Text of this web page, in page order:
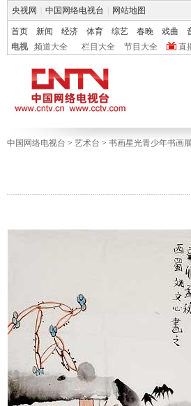
央视网 中国网络电视台 网站地图
首页 新闻 经济 体育 综艺 春晚 戏曲
电视
频道大全 栏目大全 节目大全 直
中国网络电视台 > 艺术台 > 书画星光青少年书画